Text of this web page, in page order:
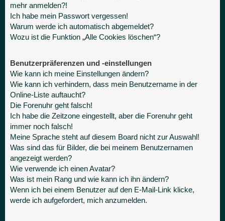
mehr anmelden?!
Ich habe mein Passwort vergessen!
Warum werde ich automatisch abgemeldet?
Wozu ist die Funktion „Alle Cookies löschen“?
Benutzerpräferenzen und -einstellungen
Wie kann ich meine Einstellungen ändern?
Wie kann ich verhindern, dass mein Benutzername in der
Online-Liste auftaucht?
Die Forenuhr geht falsch!
Ich habe die Zeitzone eingestellt, aber die Forenuhr geht
immer noch falsch!
Meine Sprache steht auf diesem Board nicht zur Auswahl!
Was sind das für Bilder, die bei meinem Benutzernamen
angezeigt werden?
Wie verwende ich einen Avatar?
Was ist mein Rang und wie kann ich ihn ändern?
Wenn ich bei einem Benutzer auf den E-Mail-Link klicke,
werde ich aufgefordert, mich anzumelden.